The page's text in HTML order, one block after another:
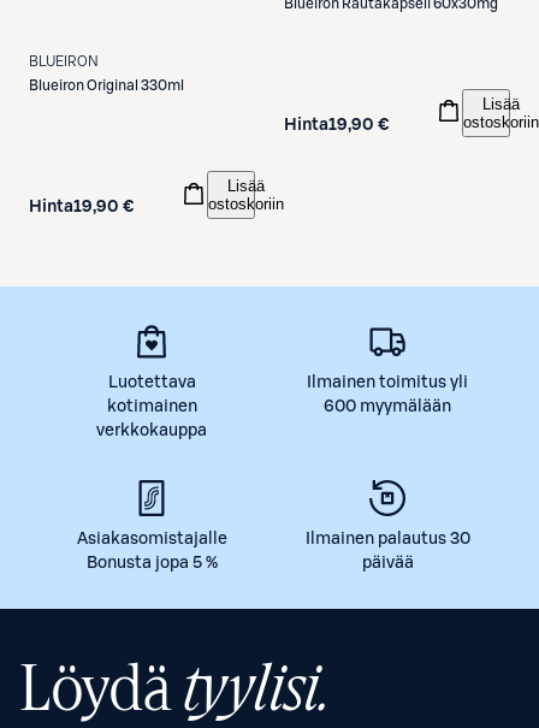
BLUEIRON
BlueironOriginal 330ml
Hinta19,90 €
Lisää
ostoskoriin
Blueiron Rautakapseli 60x30mg
Hinta19,90 €
Lisää
ostoskoriin
Luotettava
kotimainen
verkkokauppa
Ilmainen toimitus yli
600 myymälään
Asiakasomistajalle
Bonusta jopa 5 %
Ilmainen palautus 30
päivää
Löydätyylisi.